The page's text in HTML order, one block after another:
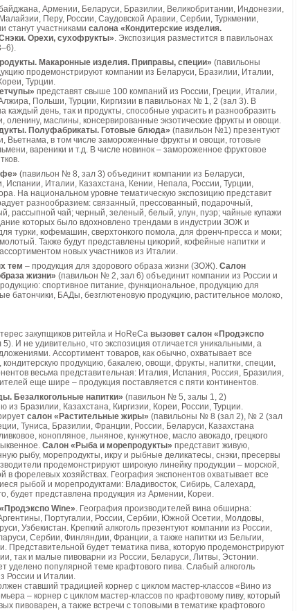
Армении, Беларуси, Бразилии, Великобритании, Индонезии,
Перу, России, Саудовской Аравии, Сербии, Туркмении,
станут участниками салона «Кондитерские изделия.
Орехи, сухофрукты». Экспозиция разместится в павильонах
Макаронные изделия. Приправы, специи» (павильоны
продемонстрируют компании из Беларуси, Бразилии, Италии,
Турции.
представят свыше 100 компаний из России, Греции, Италии,
Польши, Турции, Киргизии в павильонах № 1, 2 (зал 3). В
каждый день, так и продукты, способные украсить и разнообразить
оленину, маслины, консервированные экзотические фрукты и овощи.
Полуфабрикаты. Готовые блюда» (павильон №1) презентуют
Вьетнама, в том числе замороженные фрукты и овощи, готовые
вареники и т.д. В числе новинок – замороженное фруктовое
(павильон № 8, зал 3) объединит компании из Беларуси,
Испании, Италии, Казахстана, Кении, Непала, России, Турции,
На национальном уровне тематическую экспозицию представит
разнообразием: связанный, прессованный, подарочный,
рассыпной чай; черный, зеленый, белый, улун, пуэр; чайные купажи
которых было вдохновлено трендами в индустрии ЗОЖ и
турки, кофемашин, сверхтонкого помола, для френч-пресса и моки;
Также будут представлены цикорий, кофейные напитки и
новых участников из Италии.
тем – продукция для здорового образа жизни (ЗОЖ). Салон
жизни» (павильон № 2, зал 6) объединит компании из России и
спортивное питание, функциональное, продукцию для
батончики, БАДы, безглютеновую продукцию, растительное молоко,
закупщиков ритейла и HoReCa вызовет салон «Продэкспо
И не удивительно, что экспозиция отличается уникальными, а
Ассортимент товаров, как обычно, охватывает все
продукцию, бакалею, овощи, фрукты, напитки, специи,
весьма представительная: Италия, Испания, Россия, Бразилия,
еще шире – продукция поставляется с пяти континентов.
Безалкогольные напитки» (павильон № 5, залы 1, 2)
из Бразилии, Казахстана, Киргизии, Кореи, России, Турции.
салон «Растительные жиры» (павильоны № 8 (зал 2), № 2 (зал
Туниса, Бразилии, Франции, России, Беларуси, Казахстана
конопляное, льняное, кунжутное, масло авокадо, грецкого
Салон «Рыба и морепродукты» представит живую,
рыбу, морепродукты, икру и рыбные деликатесы, снэки, пресервы
продемонстрируют широкую линейку продукции – морской,
форелевых хозяйствах. География экспонентов охватывает все
рыбой и морепродуктами: Владивосток, Сибирь, Салехард,
будет представлена продукция из Армении, Кореи.
Wine». География производителей вина обширна:
Португалии, России, Сербии, Южной Осетии, Молдовы,
Узбекистан. Крепкий алкоголь презентуют компании из России,
Сербии, Финляндии, Франции, а также напитки из Бельгии,
Представительной будет тематика пива, которую продемонстрируют
так и малые пивоварни из России, Беларуси, Литвы, Эстонии.
уделено популярной теме крафтового пива. Слабый алкоголь
России и Италии.
ставший традицией корнер с циклом мастер-классов «Вино из
– корнер с циклом мастер-классов по крафтовому пиву, который
пивоварен, а также встречи с топовыми в тематике крафтового